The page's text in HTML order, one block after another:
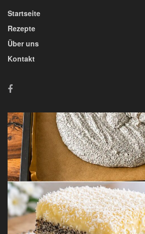
Startseite
Rezepte
Über uns
Kontakt